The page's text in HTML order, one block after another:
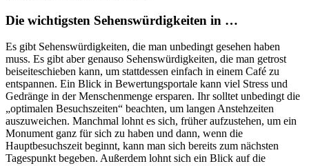
Die wichtigsten Sehenswürdigkeiten in …
Es gibt Sehenswürdigkeiten, die man unbedingt gesehen haben
muss. Es gibt aber genauso Sehenswürdigkeiten, die man getrost
beiseiteschieben kann, um stattdessen einfach in einem Café zu
entspannen. Ein Blick in Bewertungsportale kann viel Stress und
Gedränge in der Menschenmenge ersparen. Ihr solltet unbedingt die
„optimalen Besuchszeiten“ beachten, um langen Anstehzeiten
auszuweichen. Manchmal lohnt es sich, früher aufzustehen, um ein
Monument ganz für sich zu haben und dann, wenn die
Hauptbesuchszeit beginnt, kann man sich bereits zum nächsten
Tagespunkt begeben. Außerdem lohnt sich ein Blick auf die